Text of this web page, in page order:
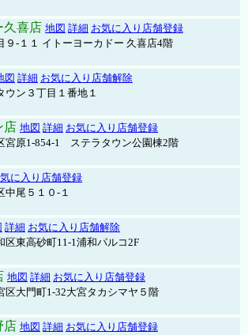
久喜店 地図 詳細 お気に入り店舗登録
９-１１ イトーヨーカドー 久喜店4階
図 詳細 お気に入り店舗解除
ウン３丁目１番地１
店 地図 詳細 お気に入り店舗登録
宮原1-854-1 ステラタウン公園棟2階
に入り店舗登録
中尾５１０-１
詳細 お気に入り店舗解除
区東高砂町11-1浦和パルコ2F
地図 詳細 お気に入り店舗登録
区大門町1-32大宮タカシマヤ５階
店 地図 詳細 お気に入り店舗登録